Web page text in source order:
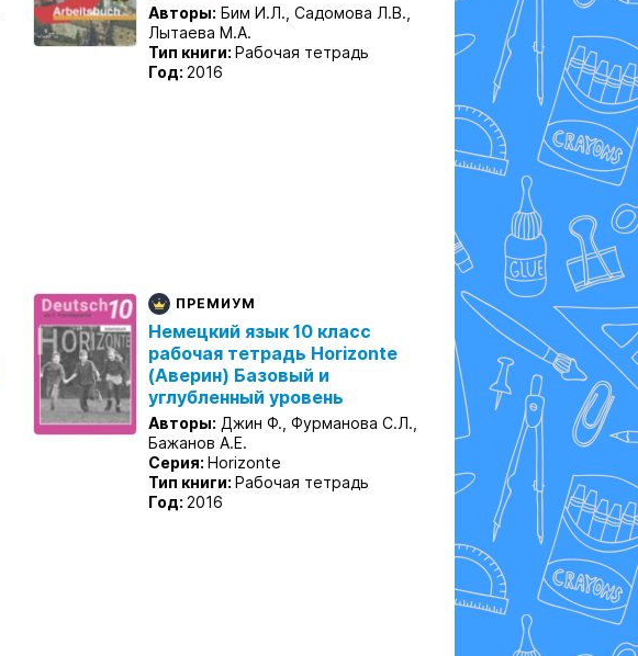
Авторы: Бим И.Л., Садомова Л.В.,
Лытаева М.А.
Тип книги: Рабочая тетрадь
Год: 2016
ПРЕМИУМ
Немецкий язык 10 класс
рабочая тетрадь Horizonte
(Аверин) Базовый и
углубленный уровень
Авторы: Джин Ф., Фурманова С.Л.,
Бажанов А.Е.
Серия: Horizonte
Тип книги: Рабочая тетрадь
Год: 2016